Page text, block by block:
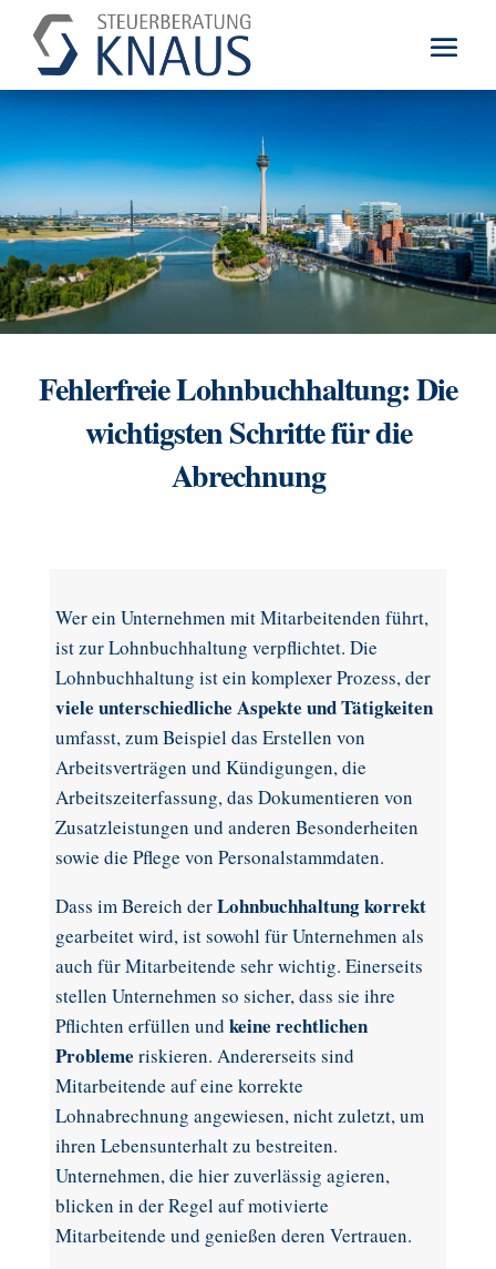
Fehlerfreie Lohnbuchhaltung: Die
wichtigsten Schritte für die
Abrechnung
Wer ein Unternehmen mit Mitarbeitenden führt,
ist zur Lohnbuchhaltung verpflichtet. Die
Lohnbuchhaltung ist ein komplexer Prozess, der
viele unterschiedliche Aspekte und Tätigkeiten
umfasst, zum Beispiel das Erstellen von
Arbeitsverträgen und Kündigungen, die
Arbeitszeiterfassung, das Dokumentieren von
Zusatzleistungen und anderen Besonderheiten
sowie die Pflege von Personalstammdaten.
Dass im Bereich derLohnbuchhaltung korrekt
gearbeitet wird, ist sowohl für Unternehmen als
auch für Mitarbeitende sehr wichtig. Einerseits
stellen Unternehmen so sicher, dass sie ihre
Pflichten erfüllen und keine rechtlichen
Probleme riskieren. Andererseits sind
Mitarbeitende auf eine korrekte
Lohnabrechnung angewiesen, nicht zuletzt, um
ihren Lebensunterhalt zu bestreiten.
Unternehmen, die hier zuverlässig agieren,
blicken in der Regel auf motivierte
Mitarbeitende und genießen deren Vertrauen.